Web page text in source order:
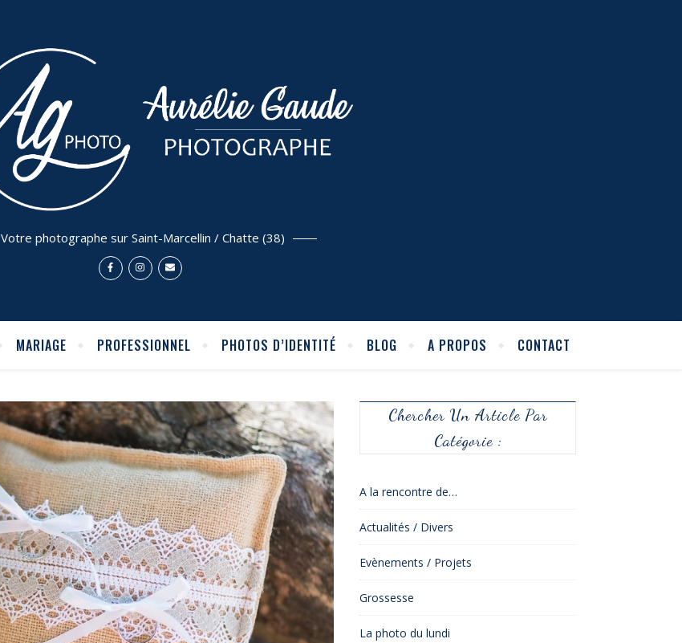
Votre photographe sur Saint-Marcellin / Chatte (38)
MARIAGE PROFESSIONNEL PHOTOS D’IDENTITÉ BLOG A PROPOS CONTACT
Chercher Un Article Par
Catégorie :
A la rencontre de…
Actualités / Divers
Evènements / Projets
Grossesse
La photo du lundi